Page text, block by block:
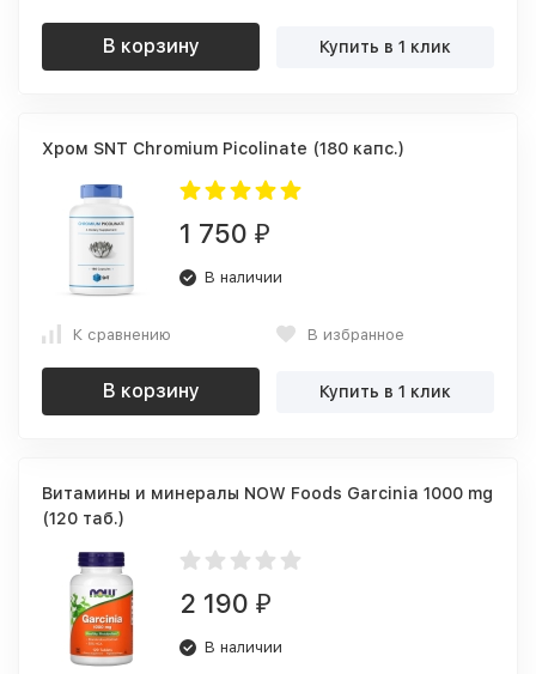
В корзину Купить в 1 клик
Хром SNT Chromium Picolinate (180 капс.)
1 750 ₽
В наличии
К сравнению В избранное
В корзину Купить в 1 клик
Витамины и минералы NOW Foods Garcinia 1000 mg
(120 таб.)
2 190 ₽
В наличии